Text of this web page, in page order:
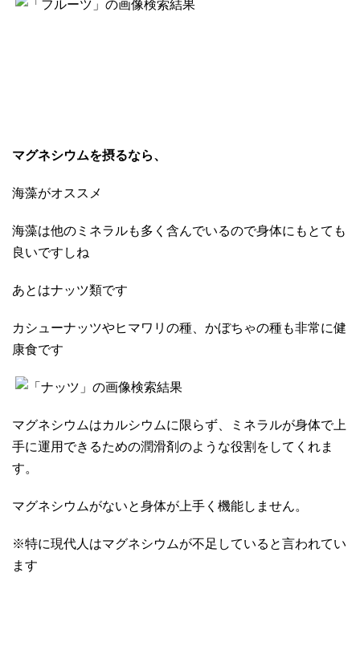
マグネシウムを摂るなら、
海藻がオススメ
海藻は他のミネラルも多く含んでいるので身体にもとても
良いですしね
あとはナッツ類です
カシューナッツやヒマワリの種、かぼちゃの種も非常に健
康食です
マグネシウムはカルシウムに限らず、ミネラルが身体で上
手に運用できるための潤滑剤のような役割をしてくれま
す。
マグネシウムがないと身体が上手く機能しません。
※特に現代人はマグネシウムが不足していると言われてい
ます